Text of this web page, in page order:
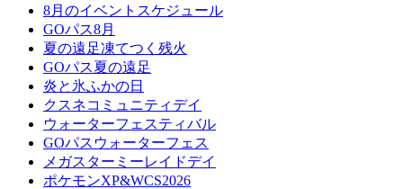
8月のイベントスケジュール
GOパス8月
夏の遠足凍てつく残火
GOパス夏の遠足
炎と氷ふかの日
クスネコミュニティデイ
ウォーターフェスティバル
GOパスウォーターフェス
メガスターミーレイドデイ
ポケモンXP&WCS2026